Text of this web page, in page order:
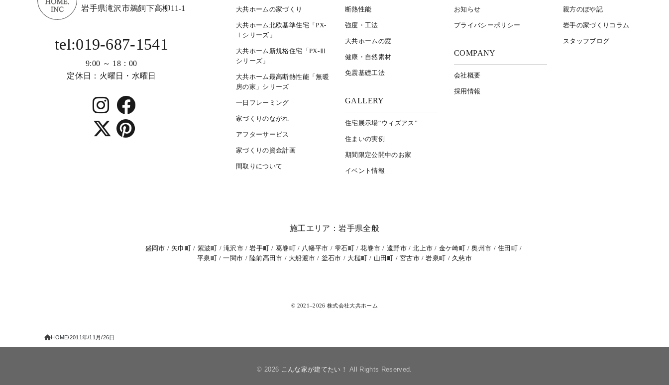
岩手県滝沢市鵜飼下高柳11-1
tel:019-687-1541
9:00 ～ 18：00
定休日：火曜日・水曜日
大共ホームの家づくり
大共ホーム北欧基準住宅「PX-
Ⅰシリーズ」
大共ホーム新規格住宅「PX-Ⅲ
シリーズ」
大共ホーム最高断熱性能「無暖
房の家」シリーズ
一日フレーミング
家づくりのながれ
アフターサービス
家づくりの資金計画
間取りについて
断熱性能
強度・工法
大共ホームの窓
健康・自然素材
免震基礎工法
GALLERY
住宅展示場“ウィズアス”
住まいの実例
期間限定公開中のお家
イベント情報
お知らせ
プライバシーポリシー
COMPANY
会社概要
採用情報
親方のぼや記
岩⼿の家づくりコラム
スタッフブログ
施工エリア：岩手県全般
盛岡市 矢巾町 紫波町 滝沢市 岩手町 葛巻町 八幡平市 雫石町 花巻市 遠野市 北上市 金ケ崎町 奥州市
住田町
平泉町
一関市 陸前高田市 大船渡市 釜石市 大槌町 山田町 宮古市 岩泉町 久慈市
© 2021–2026 株式会社大共ホーム
HOME 2011年 11月 26日
© 2026 こんな家が建てたい！ All Rights Reserved.